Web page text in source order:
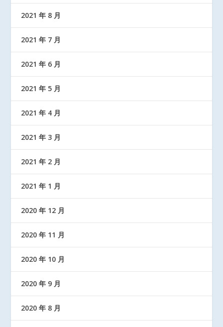
2021 年 8 月
2021 年 7 月
2021 年 6 月
2021 年 5 月
2021 年 4 月
2021 年 3 月
2021 年 2 月
2021 年 1 月
2020 年 12 月
2020 年 11 月
2020 年 10 月
2020 年 9 月
2020 年 8 月